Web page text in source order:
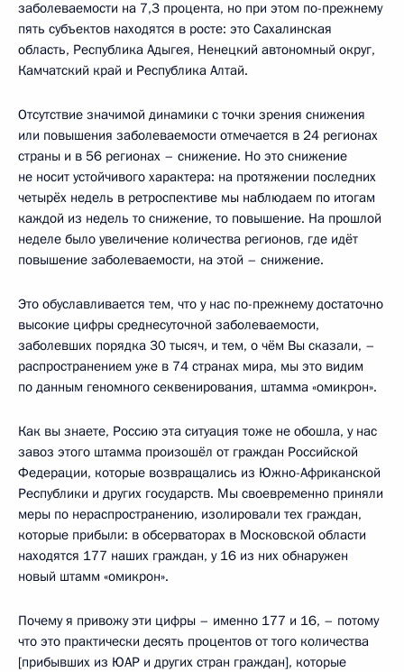
заболеваемости на 7,3 процента, но при этом по-прежнему
пять субъектов находятся в росте: это Сахалинская
область, Республика Адыгея, Ненецкий автономный округ,
Камчатский край и Республика Алтай.
Отсутствие значимой динамики с точки зрения снижения
или повышения заболеваемости отмечается в 24 регионах
страны и в 56 регионах – снижение. Но это снижение
не носит устойчивого характера: на протяжении последних
четырёх недель в ретроспективе мы наблюдаем по итогам
каждой из недель то снижение, то повышение. На прошлой
неделе было увеличение количества регионов, где идёт
повышение заболеваемости, на этой – снижение.
Это обуславливается тем, что у нас по-прежнему достаточно
высокие цифры среднесуточной заболеваемости,
заболевших порядка 30 тысяч, и тем, о чём Вы сказали, –
распространением уже в 74 странах мира, мы это видим
по данным геномного секвенирования, штамма «омикрон».
Как вы знаете, Россию эта ситуация тоже не обошла, у нас
завоз этого штамма произошёл от граждан Российской
Федерации, которые возвращались из Южно-Африканской
Республики и других государств. Мы своевременно приняли
меры по нераспространению, изолировали тех граждан,
которые прибыли: в обсерваторах в Московской области
находятся 177 наших граждан, у 16 из них обнаружен
новый штамм «омикрон».
Почему я привожу эти цифры – именно 177 и 16, – потому
что это практически десять процентов от того количества
[прибывших из ЮАР и других стран граждан], которые